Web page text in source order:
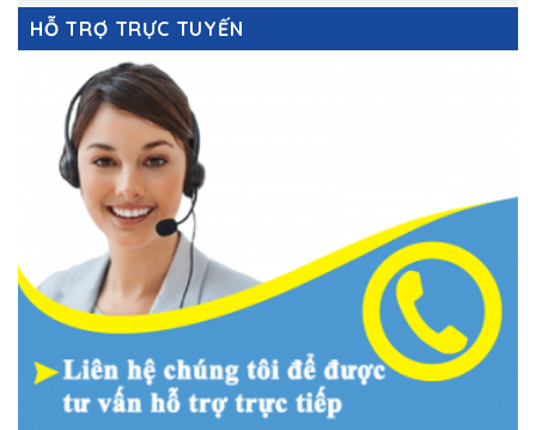
HỖ TRỢ TRỰC TUYẾN